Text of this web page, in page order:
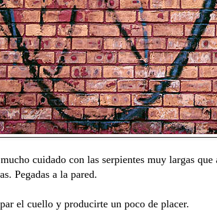
cuidado con las serpientes muy largas
Pegadas a la pared.
el cuello y producirte un poco de placer.